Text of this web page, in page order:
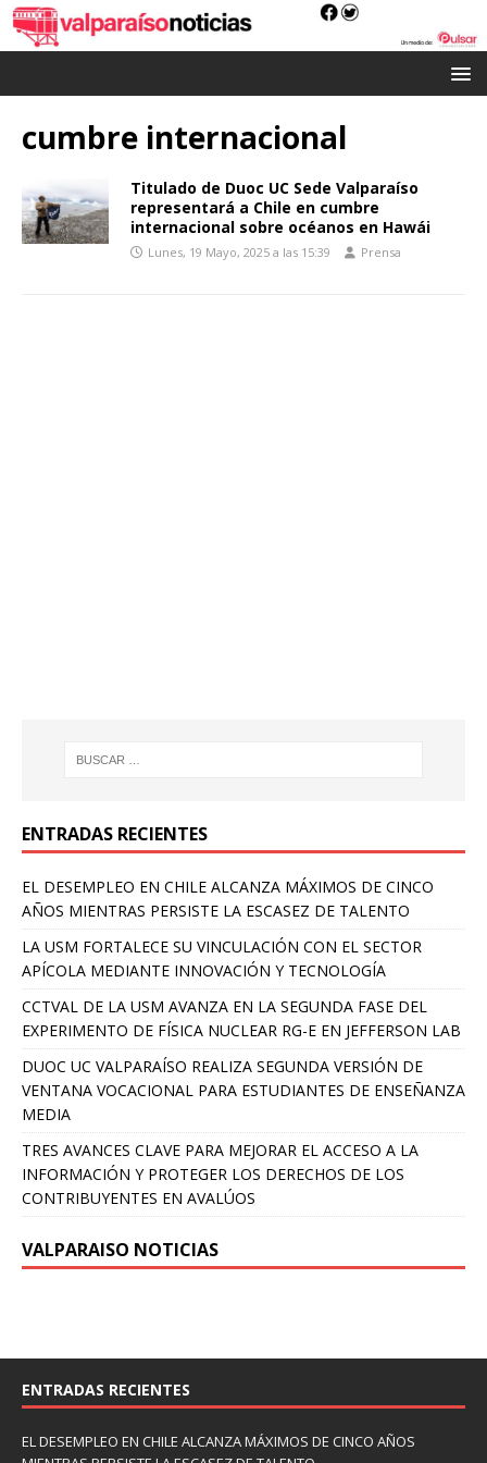
cumbre internacional
Titulado de Duoc UC Sede Valparaíso
representará a Chile en cumbre
internacional sobre océanos en Hawái
Lunes, 19 Mayo, 2025 a las 15:39 Prensa
ENTRADAS RECIENTES
EL DESEMPLEO EN CHILE ALCANZA MÁXIMOS DE CINCO
AÑOS MIENTRAS PERSISTE LA ESCASEZ DE TALENTO
LA USM FORTALECE SU VINCULACIÓN CON EL SECTOR
APÍCOLA MEDIANTE INNOVACIÓN Y TECNOLOGÍA
CCTVAL DE LA USM AVANZA EN LA SEGUNDA FASE DEL
EXPERIMENTO DE FÍSICA NUCLEAR RG-E EN JEFFERSON LAB
DUOC UC VALPARAÍSO REALIZA SEGUNDA VERSIÓN DE
VENTANA VOCACIONAL PARA ESTUDIANTES DE ENSEÑANZA
MEDIA
TRES AVANCES CLAVE PARA MEJORAR EL ACCESO A LA
INFORMACIÓN Y PROTEGER LOS DERECHOS DE LOS
CONTRIBUYENTES EN AVALÚOS
VALPARAISO NOTICIAS
ENTRADAS RECIENTES
EL DESEMPLEO EN CHILE ALCANZA MÁXIMOS DE CINCO AÑOS